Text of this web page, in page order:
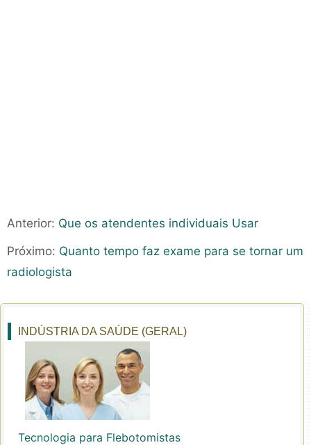
Anterior: Que os atendentes individuais Usar
Próximo: Quanto tempo faz exame para se tornar um
radiologista
INDÚSTRIA DA SAÚDE (GERAL)
Tecnologia para Flebotomistas